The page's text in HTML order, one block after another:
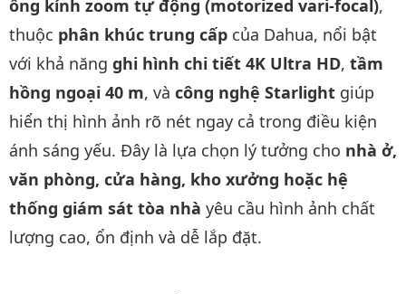
ống kính zoom tự động (motorized vari-focal),
thuộc phân khúc trung cấp của Dahua, nổi bật
với khả năng ghi hình chi tiết 4K Ultra HD, tầm
hồng ngoại 40 m, và công nghệ Starlight giúp
hiển thị hình ảnh rõ nét ngay cả trong điều kiện
ánh sáng yếu. Đây là lựa chọn lý tưởng cho nhà ở,
văn phòng, cửa hàng, kho xưởng hoặc hệ
thống giám sát tòa nhà yêu cầu hình ảnh chất
lượng cao, ổn định và dễ lắp đặt.